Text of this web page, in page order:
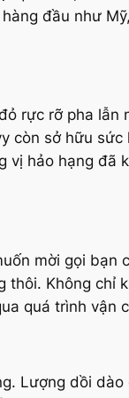
đầu như
rực rỡ pha
còn sở hữu
hảo hạng đã
mời gọi
Không chỉ
quá trình vận
Lượng dồi